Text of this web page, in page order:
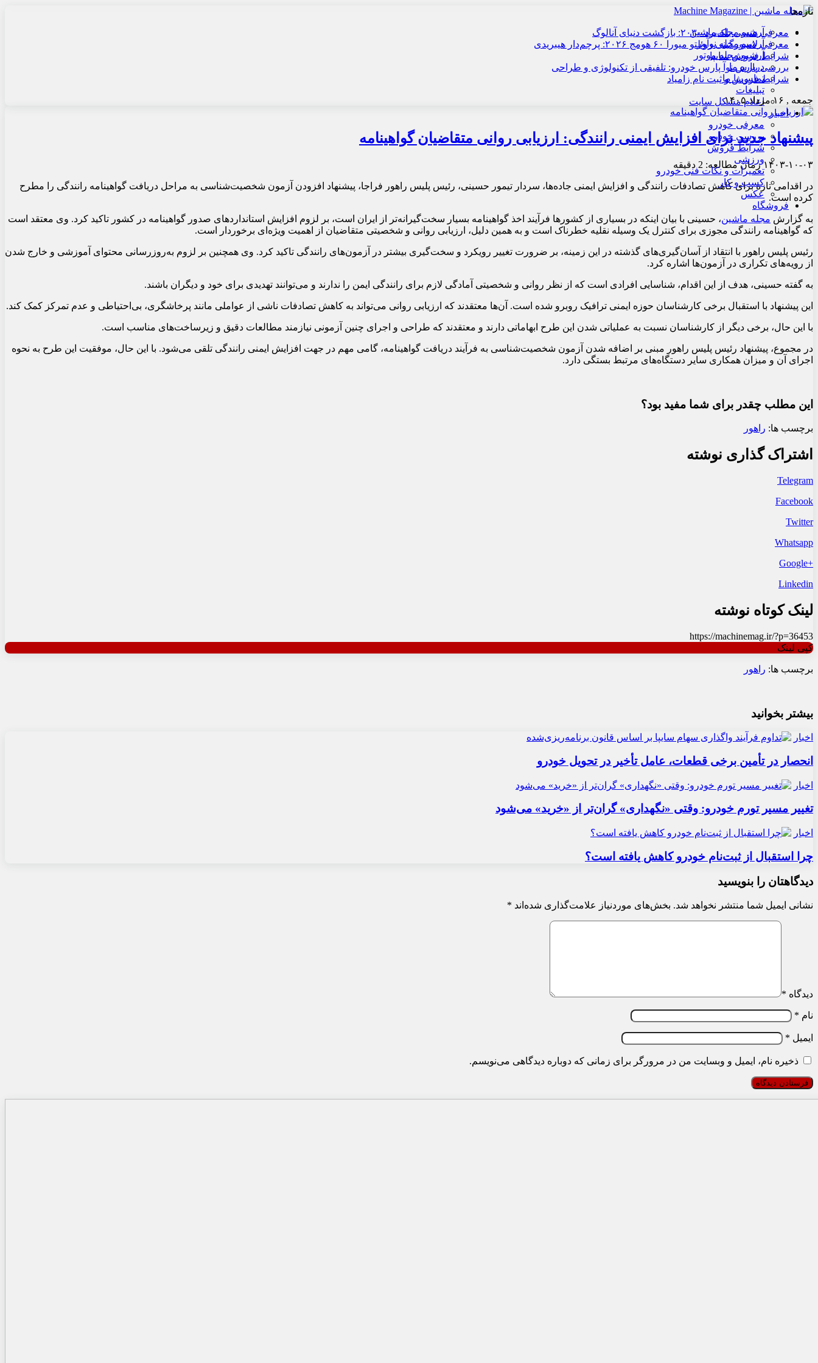
آرشیو مجله ماشین
آرشیو مجله نوآور
آرشیو مجله موتور
درباره ما
تماس با ما
تبلیغات
اعلام مشکل سایت
اخبار
معرفی خودرو
بررسی خودرو
شرایط فروش
ورزشی
تعمیرات و نکات فنی خودرو
کسب و کار
عکس
فروشگاه
تازه‌ها
معرفی هنسی بلک‌برد ۲۰۳۰: بازگشت دنیای آنالوگ
معرفی لامبورگینی روئلتو میورا ۶۰ هومج ۲۰۲۶: پرچم‌دار هیبریدی
شرایط فروش سایپا
بررسی پارس نوآ پارس خودرو: تلفیقی از تکنولوژی و طراحی
شرایط فروش و ثبت نام زامیاد
جمعه , ۱۶ مرداد ۱۴۰۵
پیشنهاد جدید برای افزایش ایمنی رانندگی: ارزیابی روانی متقاضیان گواهینامه
۱۴۰۳-۱۰-۰۳زمان مطالعه: 2 دقیقه
در اقدامی تازه برای کاهش تصادفات رانندگی و افزایش ایمنی جاده‌ها، سردار تیمور حسینی، رئیس پلیس راهور فراجا، پیشنهاد افزودن آزمون شخصیت‌شناسی به مراحل دریافت گواهینامه رانندگی را مطرح
کرده است.
به گزارش مجله ماشین، حسینی با بیان اینکه در بسیاری از کشورها فرآیند اخذ گواهینامه بسیار سخت‌گیرانه‌تر از ایران است، بر لزوم افزایش استانداردهای صدور گواهینامه در کشور تاکید کرد. وی معتقد است
که گواهینامه رانندگی مجوزی برای کنترل یک وسیله نقلیه خطرناک است و به همین دلیل، ارزیابی روانی و شخصیتی متقاضیان از اهمیت ویژه‌ای برخوردار است.
رئیس پلیس راهور با انتقاد از آسان‌گیری‌های گذشته در این زمینه، بر ضرورت تغییر رویکرد و سخت‌گیری بیشتر در آزمون‌های رانندگی تاکید کرد. وی همچنین بر لزوم به‌روزرسانی محتوای آموزشی و خارج شدن
از رویه‌های تکراری در آزمون‌ها اشاره کرد.
به گفته حسینی، هدف از این اقدام، شناسایی افرادی است که از نظر روانی و شخصیتی آمادگی لازم برای رانندگی ایمن را ندارند و می‌توانند تهدیدی برای خود و دیگران باشند.
این پیشنهاد با استقبال برخی کارشناسان حوزه ایمنی ترافیک روبرو شده است. آن‌ها معتقدند که ارزیابی روانی می‌تواند به کاهش تصادفات ناشی از عواملی مانند پرخاشگری، بی‌احتیاطی و عدم تمرکز کمک کند.
با این حال، برخی دیگر از کارشناسان نسبت به عملیاتی شدن این طرح ابهاماتی دارند و معتقدند که طراحی و اجرای چنین آزمونی نیازمند مطالعات دقیق و زیرساخت‌های مناسب است.
در مجموع، پیشنهاد رئیس پلیس راهور مبنی بر اضافه شدن آزمون شخصیت‌شناسی به فرآیند دریافت گواهینامه، گامی مهم در جهت افزایش ایمنی رانندگی تلقی می‌شود. با این حال، موفقیت این طرح به نحوه
اجرای آن و میزان همکاری سایر دستگاه‌های مرتبط بستگی دارد.
این مطلب چقدر برای شما مفید بود؟
برچسب ها: راهور
اشتراک گذاری نوشته
Telegram
Facebook
Twitter
Whatsapp
+Google
Linkedin
لینک کوتاه نوشته
https://machinemag.ir/?p=36453
کپی لینک
برچسب ها: راهور
بیشتر بخوانید
اخبار
انحصار در تأمین برخی قطعات، عامل تأخیر در تحویل خودرو
اخبار
تغییر مسیر تورم خودرو: وقتی «نگهداری» گران‌تر از «خرید» می‌شود
اخبار
چرا استقبال از ثبت‌نام خودرو کاهش یافته است؟
دیدگاهتان را بنویسید
نشانی ایمیل شما منتشر نخواهد شد. بخش‌های موردنیاز علامت‌گذاری شده‌اند *
دیدگاه *
نام *
ایمیل *
ذخیره نام، ایمیل و وبسایت من در مرورگر برای زمانی که دوباره دیدگاهی می‌نویسم.